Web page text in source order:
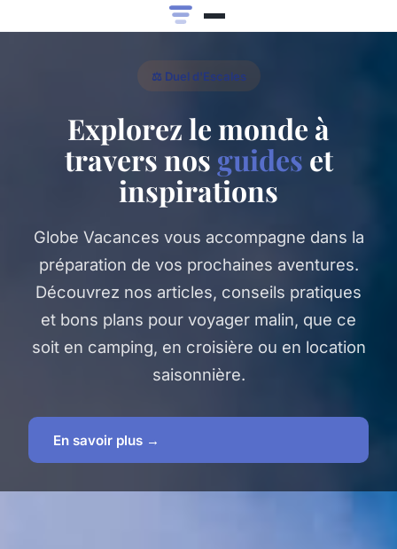
⚖️ Duel d'Escales
Explorez le monde à
travers nos guides et
inspirations
Globe Vacances vous accompagne dans la
préparation de vos prochaines aventures.
Découvrez nos articles, conseils pratiques
et bons plans pour voyager malin, que ce
soit en camping, en croisière ou en location
saisonnière.
En savoir plus →